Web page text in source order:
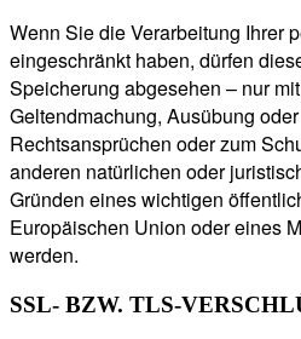
Wenn Sie die Verarbeitung Ihrer
eingeschränkt haben, dürfen
Speicherung abgesehen – nur
Geltendmachung, Ausübung
Rechtsansprüchen oder zum
anderen natürlichen oder
Gründen eines wichtigen
Europäischen Union oder eines
werden.
SSL- BZW. TLS-